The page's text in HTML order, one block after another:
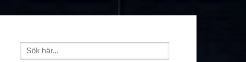
Sök
efter: